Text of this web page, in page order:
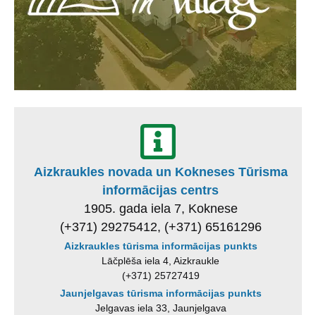
Aizkraukles novada un Kokneses Tūrisma
informācijas centrs
1905. gada iela 7, Koknese
(+371) 29275412, (+371) 65161296
Aizkraukles tūrisma informācijas punkts
Lāčplēša iela 4, Aizkraukle
(+371) 25727419
Jaunjelgavas tūrisma informācijas punkts
Jelgavas iela 33, Jaunjelgava